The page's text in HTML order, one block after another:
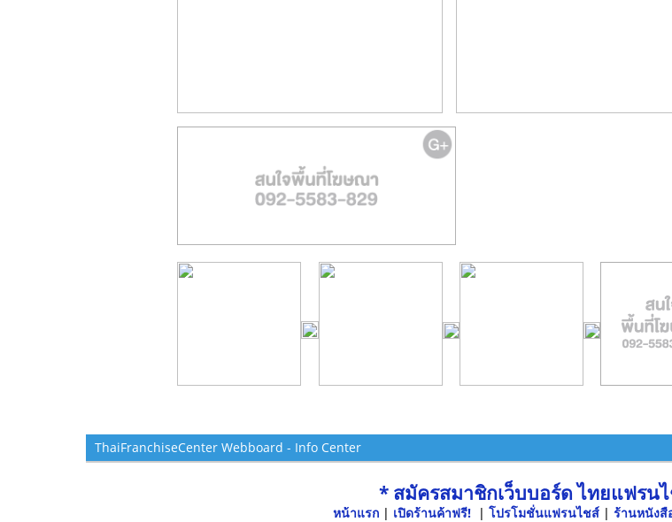
ThaiFranchiseCenter Webboard - Info Center
* สมัครสมาชิกเว็บบอร์ด ไทยแฟรน
หน้าแรก| เปิดร้านค้าฟรี! | โปรโมชั่นแฟรนไชส์ | ร้านหนังสื